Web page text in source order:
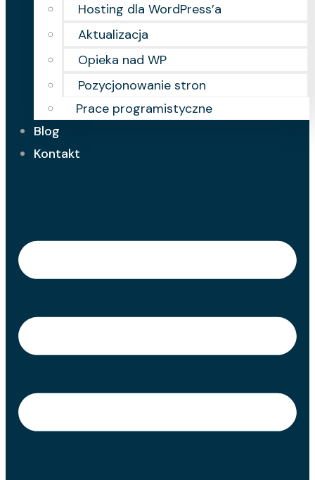
Hosting dla WordPress’a
Aktualizacja
Opieka nad WP
Pozycjonowanie stron
Prace programistyczne
Blog
Kontakt